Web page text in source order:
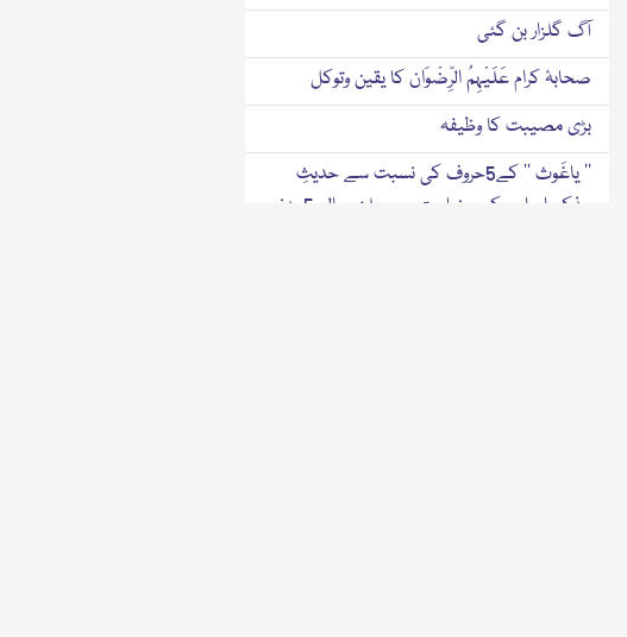
آگ گلزار بن گئی
صحابۂ کرام عَلَیْہِمُ الرِّضْوَان کا یقین وتوکل
بڑی مصیبت کا وظیفہ
’’ یاغَوث ‘‘ کے5حروف کی نسبت سے حدیثِ
مذکور اور اس کی وضاحت سے ملنے والے5مدنی